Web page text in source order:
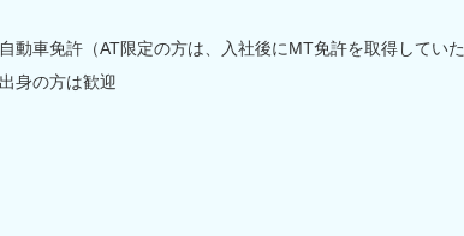
動車免許（AT限定の方は、入社後にMT免許を取得していた
身の方は歓迎